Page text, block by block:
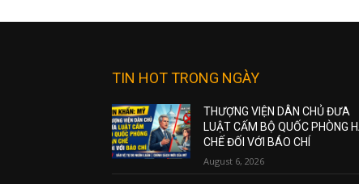
TIN HOT TRONG NGÀY
THƯỢNG VIỆN DÂN CHỦ ĐƯA
LUẬT CẤM BỘ QUỐC PHÒNG
CHẾ ĐỐI VỚI BÁO CHÍ
August 6, 2026